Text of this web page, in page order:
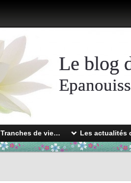
Le blog
Tranches de vie… Les actualités